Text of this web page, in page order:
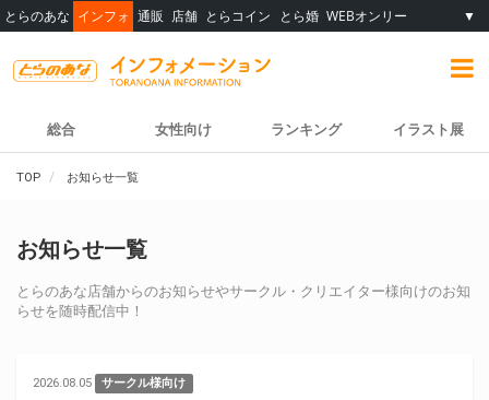
とらのあな インフォ 通販 店舗 とらコイン とら婚 WEBオンリー ▼
総合 女性向け ランキング イラスト展
TOP お知らせ一覧
お知らせ一覧
とらのあな店舗からのお知らせやサークル・クリエイター様向けのお知
らせを随時配信中！
2026.08.05 サークル様向け